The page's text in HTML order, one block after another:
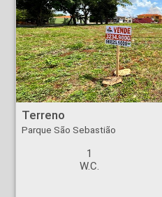
Terreno - Parque São Sebastião - Ribeirão Preto
Terreno
Parque São Sebastião
1
W.C.